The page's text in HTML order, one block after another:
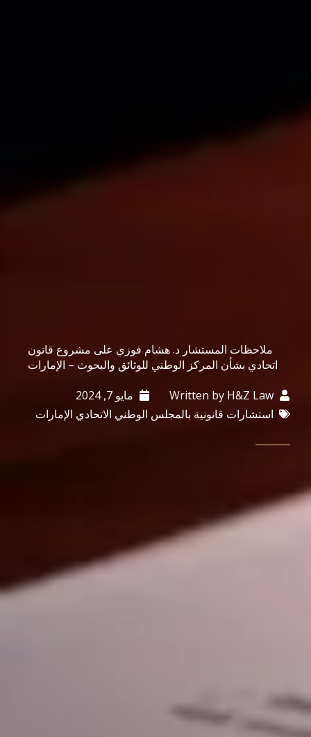
ملاحظات المستشار د. هشام فوزي على مشروع قانون
اتحادي بشأن المركز الوطني للوثائق والبحوث – الإمارات
Written by H&Z Law
مايو 7, 2024
استشارات قانونية بالمجلس الوطني الاتحادي الإمارات